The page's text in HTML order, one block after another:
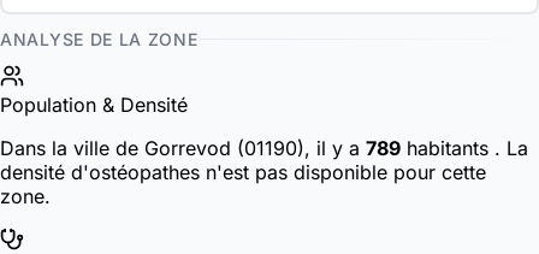
ANALYSE DE LA ZONE
Population & Densité
Dans la ville de Gorrevod (01190), il y a 789 habitants . La
densité d'ostéopathes n'est pas disponible pour cette
zone.